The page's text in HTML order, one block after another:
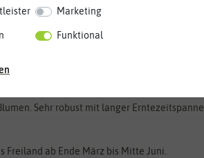
Sehr robust mit langer Erntezeitspanne.
Freiland ab Ende März bis Mitte Juni.
Marketing
Funktional